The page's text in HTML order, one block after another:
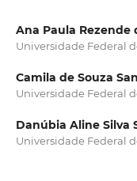
Ana Paula Rezende
Universidade Federal
Camila de Souza
Universidade Federal
Danúbia Aline Silva
Universidade Federal